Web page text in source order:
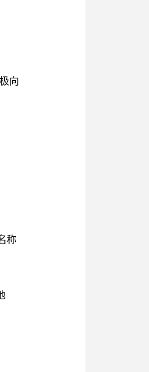
向
称